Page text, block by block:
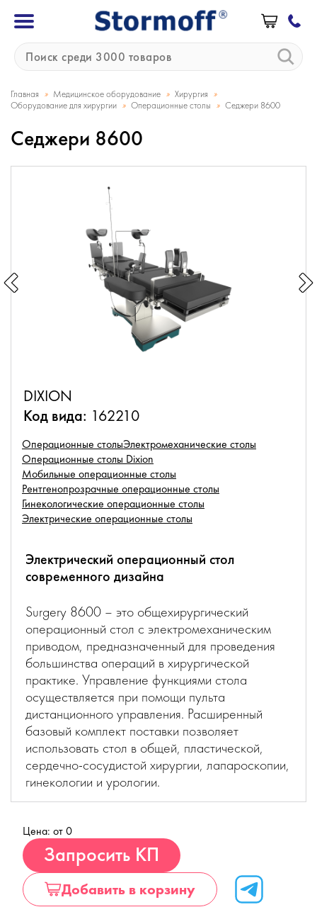
Главная » Медицинское оборудование » Хирургия »
Оборудование для хирургии » Операционные столы » Седжери 8600
Седжери 8600
DIXION
Код вида: 162210
Операционные столыЭлектромеханические столы
Операционные столы Dixion
Мобильные операционные столы
Рентгенопрозрачные операционные столы
Гинекологические операционные столы
Электрические операционные столы
Электрический операционный стол
современного дизайна
Surgery 8600 – это общехирургический
операционный стол с электромеханическим
приводом, предназначенный для проведения
большинства операций в хирургической
практике. Управление функциями стола
осуществляется при помощи пульта
дистанционного управления. Расширенный
базовый комплект поставки позволяет
использовать стол в общей, пластической,
сердечно-сосудистой хирургии, лапароскопии,
гинекологии и урологии.
Цена: от 0
Запросить КП
Добавить в корзину